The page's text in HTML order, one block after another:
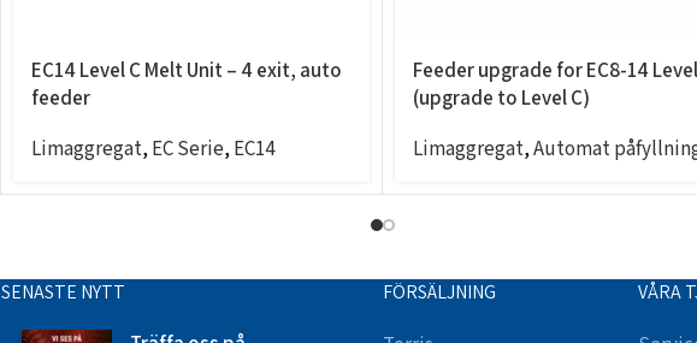
EC14 Level C Melt Unit – 4 exit, auto
feeder
Limaggregat, EC Serie, EC14
Feeder upgrade for EC8-14
(upgrade to Level C)
Limaggregat,Automat
SENASTE NYTT FÖRSÄLJNING VÅRA